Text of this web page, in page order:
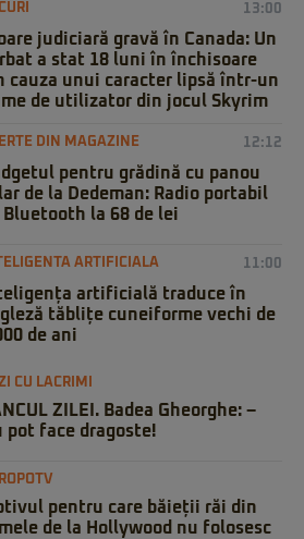
13:00
judiciară gravă în Canada: Un
a stat 18 luni în închisoare
cauza unui caracter lipsă într-un
de utilizator din jocul Skyrim
DIN MAGAZINE 12:12
pentru grădină cu panou
de la Dedeman: Radio portabil
Bluetooth la 68 de lei
ARTIFICIALA 11:00
artificială traduce în
tăblițe cuneiforme vechi de
de ani
CU LACRIMI
ZILEI. Badea Gheorghe: –
pot face dragoste!
pentru care băieții răi din
de la Hollywood nu folosesc